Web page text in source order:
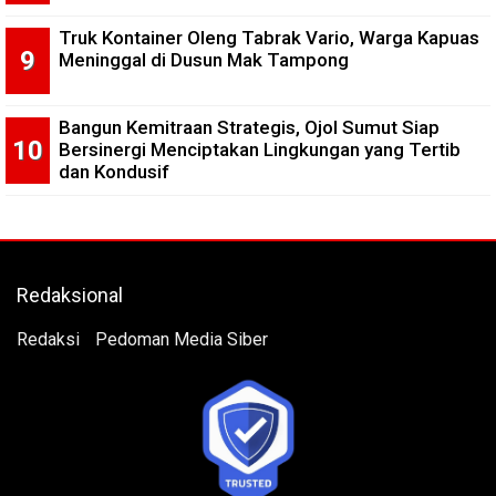
Truk Kontainer Oleng Tabrak Vario, Warga Kapuas
Meninggal di Dusun Mak Tampong
Bangun Kemitraan Strategis, Ojol Sumut Siap
Bersinergi Menciptakan Lingkungan yang Tertib
dan Kondusif
Redaksional
Redaksi Pedoman Media Siber